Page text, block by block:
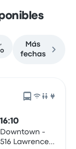
Más
fechas
16:10
Downtown -
516 Lawrence